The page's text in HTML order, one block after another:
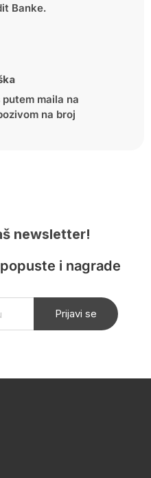
Banke.
maila na
na broj
newsletter!
i nagrade
Prijavi se